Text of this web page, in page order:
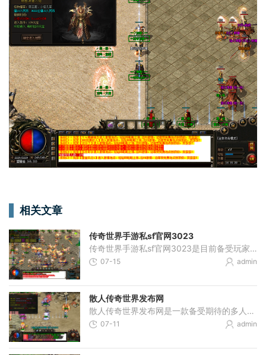
相关文章
传奇世界手游私sf官网3023
传奇世界手游私sf官网3023是目前备受玩家热爱的一款手机游戏。作为一款多人在线角色扮演游戏（MMORPG），传奇世界手游私sf官网3023提供了丰富的游戏内容和多样化的玩法，让玩家能够
07-15 admin
散人传奇世界发布网
散人传奇世界发布网是一款备受期待的多人在线角色扮演游戏。作为一款新型的精品手机游戏，散人传奇世界发布网将带给玩家一个真实、丰富而又刺激的游戏体验。散人传奇世界发布
07-11 admin